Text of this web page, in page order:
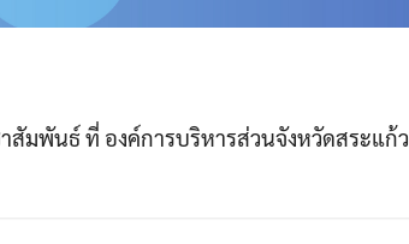
สัมพันธ์ ที่ องค์การบริหารส่วนจังหวัดสระแก้ว